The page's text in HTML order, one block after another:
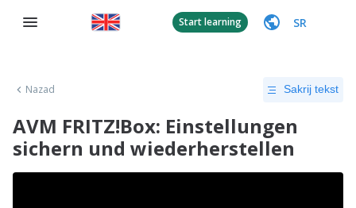
Start learning SR
Nazad Sakrij tekst
AVM FRITZ!Box: Einstellungen
sichern und wiederherstellen